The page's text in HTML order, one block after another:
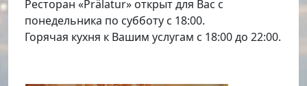
Ресторан «Prälatur» открыт для Вас с
понедельника по субботу с 18:00.
Горячая кухня к Вашим услугам с 18:00 до 22:00.